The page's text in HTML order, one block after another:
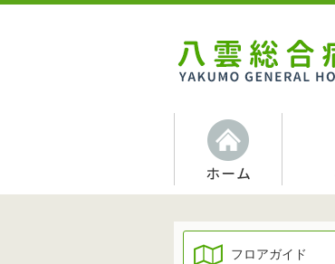
フロアガイド